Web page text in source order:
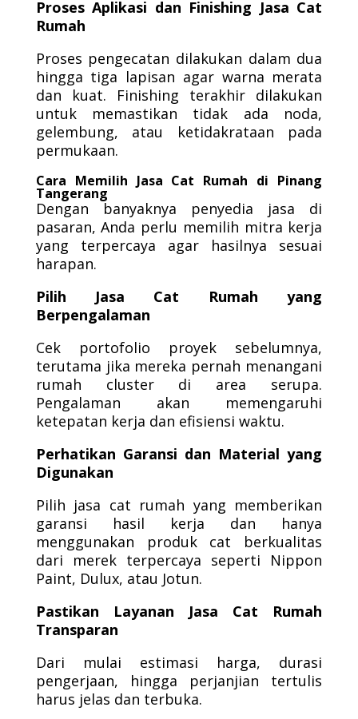
Proses Aplikasi dan Finishing Jasa Cat
Rumah
Proses pengecatan dilakukan dalam dua
hingga tiga lapisan agar warna merata
dan kuat. Finishing terakhir dilakukan
untuk memastikan tidak ada noda,
gelembung, atau ketidakrataan pada
permukaan.
Cara Memilih Jasa Cat Rumah di Pinang
Tangerang
Dengan banyaknya penyedia jasa di
pasaran, Anda perlu memilih mitra kerja
yang terpercaya agar hasilnya sesuai
harapan.
Pilih Jasa Cat Rumah yang
Berpengalaman
Cek portofolio proyek sebelumnya,
terutama jika mereka pernah menangani
rumah cluster di area serupa.
Pengalaman akan memengaruhi
ketepatan kerja dan efisiensi waktu.
Perhatikan Garansi dan Material yang
Digunakan
Pilih jasa cat rumah yang memberikan
garansi hasil kerja dan hanya
menggunakan produk cat berkualitas
dari merek terpercaya seperti Nippon
Paint, Dulux, atau Jotun.
Pastikan Layanan Jasa Cat Rumah
Transparan
Dari mulai estimasi harga, durasi
pengerjaan, hingga perjanjian tertulis
harus jelas dan terbuka.